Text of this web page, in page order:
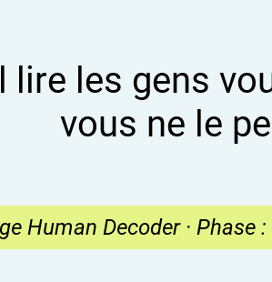
les gens
vous ne le
Human Decoder · Phase